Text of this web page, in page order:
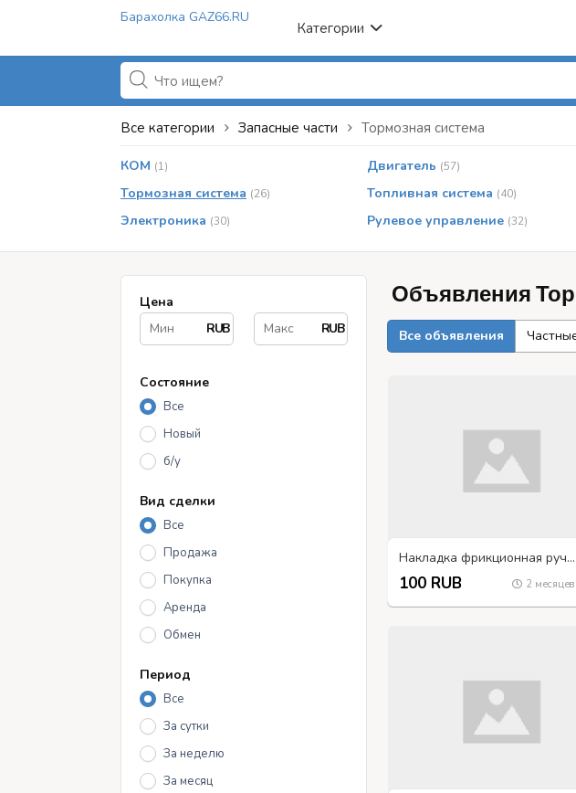
Барахолка GAZ66.RU
Категории
Все категории Запасные части Тормозная система
КОМ (1) Двигатель (57)
Тормозная система (26) Топливная система (40)
Электроника (30) Рулевое управление (32)
Цена
RUB
RUB
Состояние
Все
Новый
б/у
Вид сделки
Все
Продажа
Покупка
Аренда
Обмен
Период
Все
За сутки
За неделю
За месяц
Объявления
Все объявления
Накладка фрикционная ручного тормоза ГАЗ-66, 66-3507020
100 RUB 2